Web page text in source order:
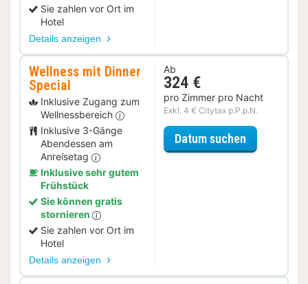
Sie zahlen vor Ort im
Hotel
Details anzeigen
Wellness mit Dinner
Special
Inklusive Zugang zum
Wellnessbereich
Inklusive 3-Gänge
Abendessen am
Anreisetag
Inklusive sehr gutem
Frühstück
Sie können gratis
stornieren
Sie zahlen vor Ort im
Hotel
Details anzeigen
Ab
324 €
pro Zimmer pro Nacht
Exkl. 4 € Citytax p.P.p.N.
Datum suchen